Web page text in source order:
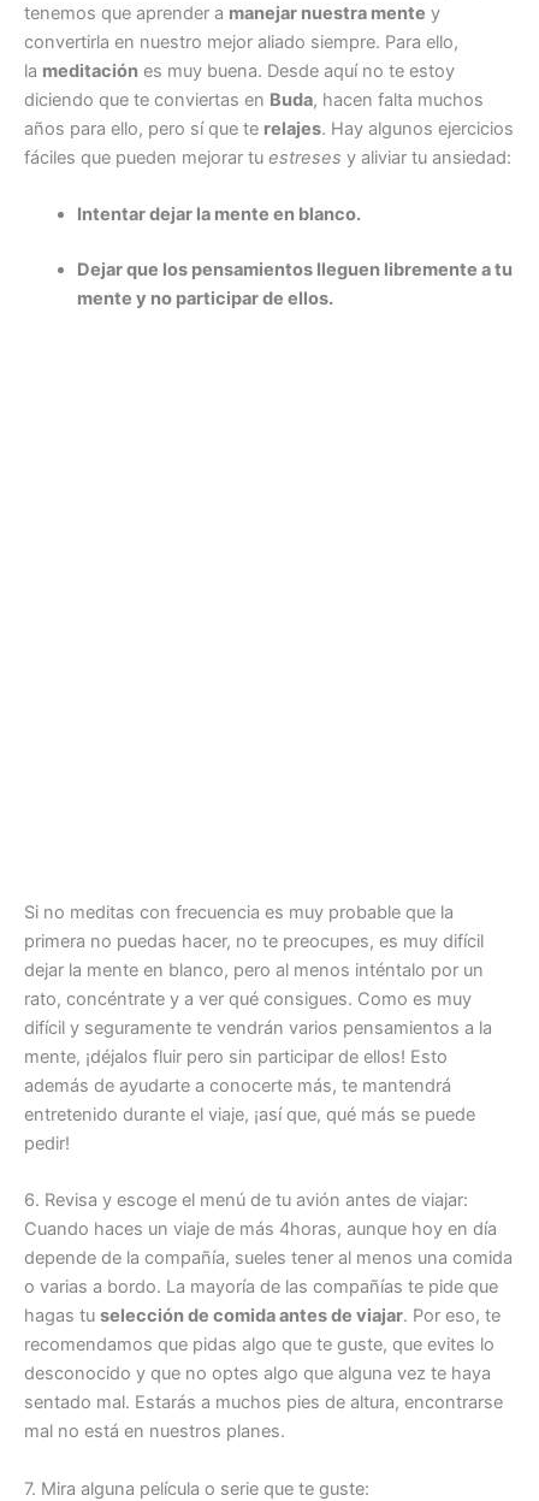
tenemos que aprender a manejar nuestra mente y
convertirla en nuestro mejor aliado siempre. Para ello,
la meditación es muy buena. Desde aquí no te estoy
diciendo que te conviertas en Buda, hacen falta muchos
años para ello, pero sí que te relajes. Hay algunos ejercicios
fáciles que pueden mejorar tu estreses y aliviar tu ansiedad:
Intentar dejar la mente en blanco.
Dejar que los pensamientos lleguen libremente a tu
mente y no participar de ellos.
Si no meditas con frecuencia es muy probable que la
primera no puedas hacer, no te preocupes, es muy difícil
dejar la mente en blanco, pero al menos inténtalo por un
rato, concéntrate y a ver qué consigues. Como es muy
difícil y seguramente te vendrán varios pensamientos a la
mente, ¡déjalos fluir pero sin participar de ellos! Esto
además de ayudarte a conocerte más, te mantendrá
entretenido durante el viaje, ¡así que, qué más se puede
pedir!
6. Revisa y escoge el menú de tu avión antes de viajar:
Cuando haces un viaje de más 4horas, aunque hoy en día
depende de la compañía, sueles tener al menos una comida
o varias a bordo. La mayoría de las compañías te pide que
hagas tu selección de comida antes de viajar. Por eso, te
recomendamos que pidas algo que te guste, que evites lo
desconocido y que no optes algo que alguna vez te haya
sentado mal. Estarás a muchos pies de altura, encontrarse
mal no está en nuestros planes.
7. Mira alguna película o serie que te guste: